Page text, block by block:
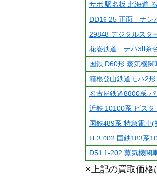
サボ 駅名板 北海道
DD16 25 正面 ナン
29848 デジタルスタ
花巻鉄道 デハ3Ⅱ茶
国鉄 D60形 蒸気機
箱根登山鉄道モハ2
名古屋鉄道8800系
近鉄 10100系 ビスタ
国鉄489系 特急電車(
H-3-002 国鉄183系
D51 1-202 蒸気機関
※上記の買取価格